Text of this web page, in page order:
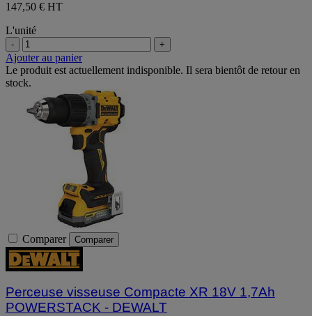
147,50 € HT
L'unité
- +
Ajouter au panier
Le produit est actuellement indisponible. Il sera bientôt de retour en
stock.
Comparer Comparer
Perceuse visseuse Compacte XR 18V 1,7Ah
POWERSTACK - DEWALT